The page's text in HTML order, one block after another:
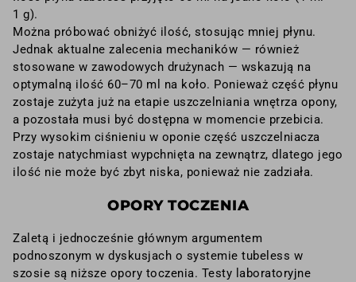
1 g).
Można próbować obniżyć ilość, stosując mniej płynu.
Jednak aktualne zalecenia mechaników — również
stosowane w zawodowych drużynach — wskazują na
optymalną ilość 60–70 ml na koło. Ponieważ część płynu
zostaje zużyta już na etapie uszczelniania wnętrza opony,
a pozostała musi być dostępna w momencie przebicia.
Przy wysokim ciśnieniu w oponie część uszczelniacza
zostaje natychmiast wypchnięta na zewnątrz, dlatego jego
ilość nie może być zbyt niska, ponieważ nie zadziała.
OPORY TOCZENIA
Zaletą i jednocześnie głównym argumentem
podnoszonym w dyskusjach o systemie tubeless w
szosie są niższe opory toczenia. Testy laboratoryjne